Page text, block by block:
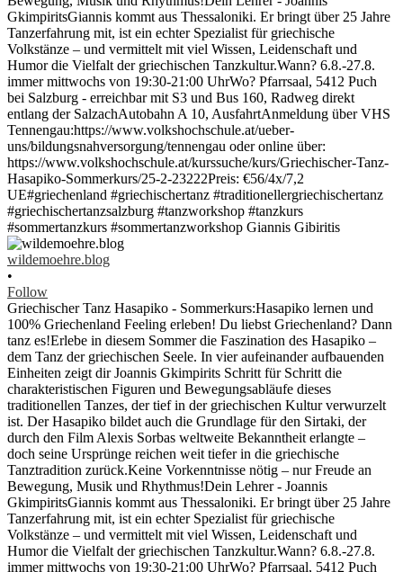
wildemoehre.blog
•
Follow
Griechischer Tanz Hasapiko - Sommerkurs:Hasapiko lernen und
100% Griechenland Feeling erleben! Du liebst Griechenland? Dann
tanz es!Erlebe in diesem Sommer die Faszination des Hasapiko –
dem Tanz der griechischen Seele. In vier aufeinander aufbauenden
Einheiten zeigt dir Joannis Gkimpirits Schritt für Schritt die
charakteristischen Figuren und Bewegungsabläufe dieses
traditionellen Tanzes, der tief in der griechischen Kultur verwurzelt
ist. Der Hasapiko bildet auch die Grundlage für den Sirtaki, der
durch den Film Alexis Sorbas weltweite Bekanntheit erlangte –
doch seine Ursprünge reichen weit tiefer in die griechische
Tanztradition zurück.Keine Vorkenntnisse nötig – nur Freude an
Bewegung, Musik und Rhythmus!Dein Lehrer - Joannis
GkimpiritsGiannis kommt aus Thessaloniki. Er bringt über 25 Jahre
Tanzerfahrung mit, ist ein echter Spezialist für griechische
Volkstänze – und vermittelt mit viel Wissen, Leidenschaft und
Humor die Vielfalt der griechischen Tanzkultur.Wann? 6.8.-27.8.
immer mittwochs von 19:30-21:00 UhrWo? Pfarrsaal, 5412 Puch